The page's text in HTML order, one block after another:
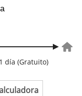
día (Gratuito)